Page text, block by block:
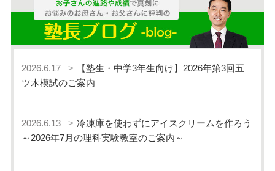
2026.6.17
【塾生・中学3年生向け】2026年第3回五
ツ木模試のご案内
2026.6.13
冷凍庫を使わずにアイスクリームを作ろう
～2026年7月の理科実験教室のご案内～